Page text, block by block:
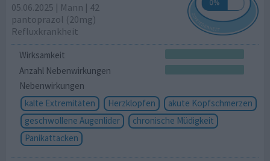
05.06.2025 | Mann | 42
pantoprazol (20mg)
Refluxkrankheit
Wirksamkeit
Anzahl Nebenwirkungen
Nebenwirkungen
kalte Extremitäten
Herzklopfen
akute Kopfschmerzen
geschwollene Augenlider
chronische Müdigkeit
Panikattacken